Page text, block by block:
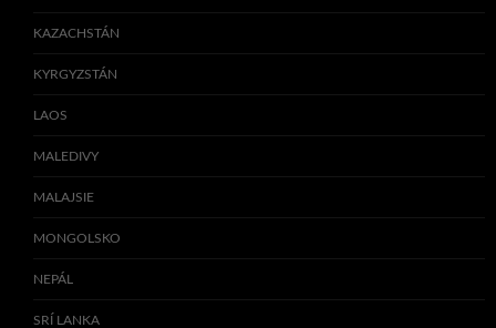
KAZACHSTÁN
KYRGYZSTÁN
LAOS
MALEDIVY
MALAJSIE
MONGOLSKO
NEPÁL
SRÍ LANKA